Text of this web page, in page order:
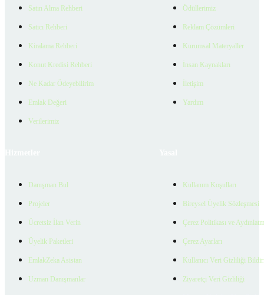
Satın Alma Rehberi
Satıcı Rehberi
Kiralama Rehberi
Konut Kredisi Rehberi
Ne Kadar Ödeyebilirim
Emlak Değeri
Verilerimiz
Ödüllerimiz
Reklam Çözümleri
Kurumsal Materyaller
İnsan Kaynakları
İletişim
Yardım
Danışman Bul
Projeler
Ücretsiz İlan Verin
Üyelik Paketleri
EmlakZeka Asistan
Uzman Danışmanlar
Kullanım Koşulları
Bireysel Üyelik Sözleşmesi
Çerez Politikası ve
Çerez Ayarları
Kullanıcı Veri Gizliliği
Ziyaretçi Veri Gizliliği